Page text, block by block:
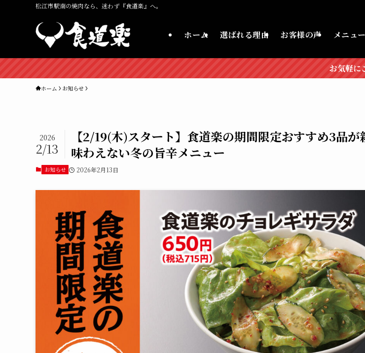
松江市駅南の焼肉なら、迷わず『食道楽』へ。
ホーム 選ばれる理由 お客様の声 メニュ
お気軽にご予約ください
ホーム お知らせ
【2/19(木)スタート】食道楽の期間限定おすすめ3品
味わえない冬の旨辛メニュー
2026
2/13
お知らせ 2026年2月13日